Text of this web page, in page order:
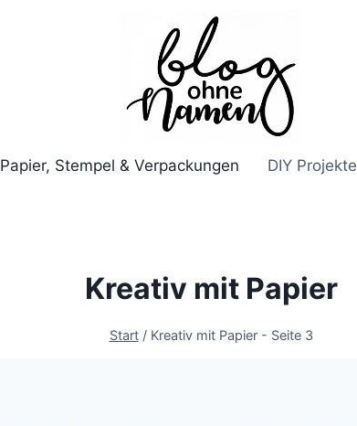
Papier, Stempel & Verpackungen DIY Projekte
Kreativ mit Papier
Start / Kreativ mit Papier- Seite 3